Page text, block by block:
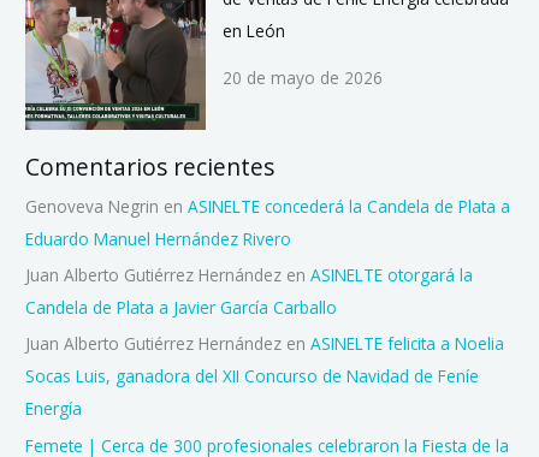
en León
20 de mayo de 2026
Comentarios recientes
Genoveva Negrin enASINELTE concederá la Candela de Plata a
Eduardo Manuel Hernández Rivero
Juan Alberto Gutiérrez Hernández enASINELTE otorgará la
Candela de Plata a Javier García Carballo
Juan Alberto Gutiérrez Hernández enASINELTE felicita a Noelia
Socas Luis, ganadora del XII Concurso de Navidad de Feníe
Energía
Femete | Cerca de 300 profesionales celebraron la Fiesta de la